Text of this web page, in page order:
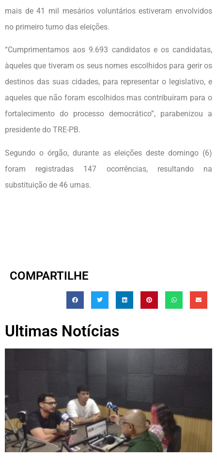
mais de 41 mil mesários voluntários estiveram envolvidos
no primeiro turno das eleições.
“Cumprimentamos aos 9.693 candidatos e os candidatas,
àqueles que tiveram os seus nomes escolhidos para gerir os
destinos das suas cidades, para representar o legislativo, e
aqueles que não foram escolhidos mas contribuíram para o
fortalecimento do processo democrático”, parabenizou a
presidente do TRE-PB.
Segundo o órgão, durante as eleições deste domingo (6)
foram registradas 147 ocorrências, resultando na
substituição de 46 urnas.
COMPARTILHE
Ultimas Notícias